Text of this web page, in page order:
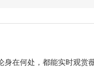
在何处，都能实时观赏